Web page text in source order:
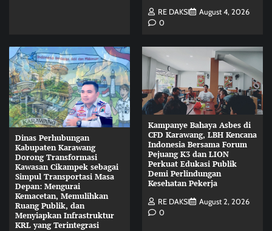
RE DAKSI
August 4, 2026
0
Dinas Perhubungan
Kabupaten Karawang
Dorong Transformasi
Kawasan Cikampek sebagai
Simpul Transportasi Masa
Depan: Mengurai
Kemacetan, Memulihkan
Ruang Publik, dan
Menyiapkan Infrastruktur
KRL yang Terintegrasi
Kampanye Bahaya Asbes di
CFD Karawang, LBH Kencana
Indonesia Bersama Forum
Pejuang K3 dan LION
Perkuat Edukasi Publik
Demi Perlindungan
Kesehatan Pekerja
RE DAKSI
August 2, 2026
0